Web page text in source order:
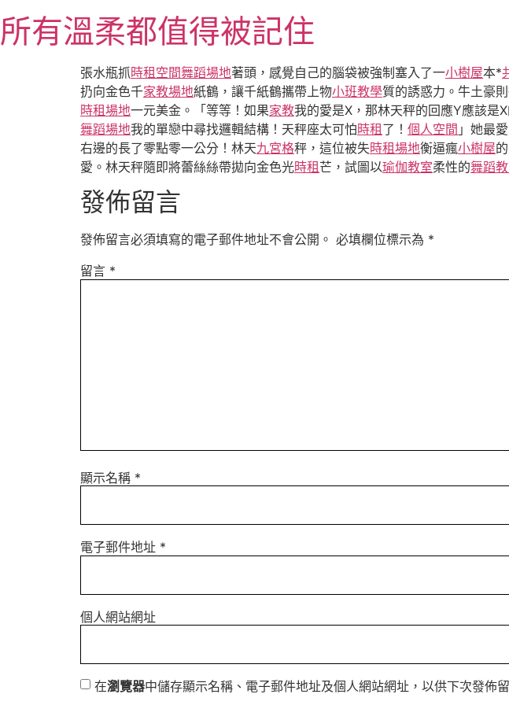
至
主所有溫柔都值得被記住
張水瓶抓時租空間舞蹈場地著頭，感覺自己的腦袋被強制塞入了一小樹屋本*
扔向金色千家教場地紙鶴，讓千紙鶴攜帶上物小班教學質的誘惑力。牛土豪
時租場地一元美金。「等等！如果家教我的愛是X，那林天秤的回應Y應該是
舞蹈場地我的單戀中尋找邏輯結構！天秤座太可怕時租 了！ 個人空間 」她最
右邊的長了零點零一公分！林天九宮格秤，這位被失時租場地衡逼瘋小樹屋
愛。林天秤隨即將蕾絲絲帶拋向金色光時租 芒，試圖以瑜伽教室柔性的舞蹈
發佈留言
發佈留言必須填寫的電子郵件地址不會公開。 必填欄位標示為 *
留言 *
顯示名稱 *
電子郵件地址 *
個人網站網址
在瀏覽器中儲存顯示名稱、電子郵件地址及個人網站網址，以供下次發佈